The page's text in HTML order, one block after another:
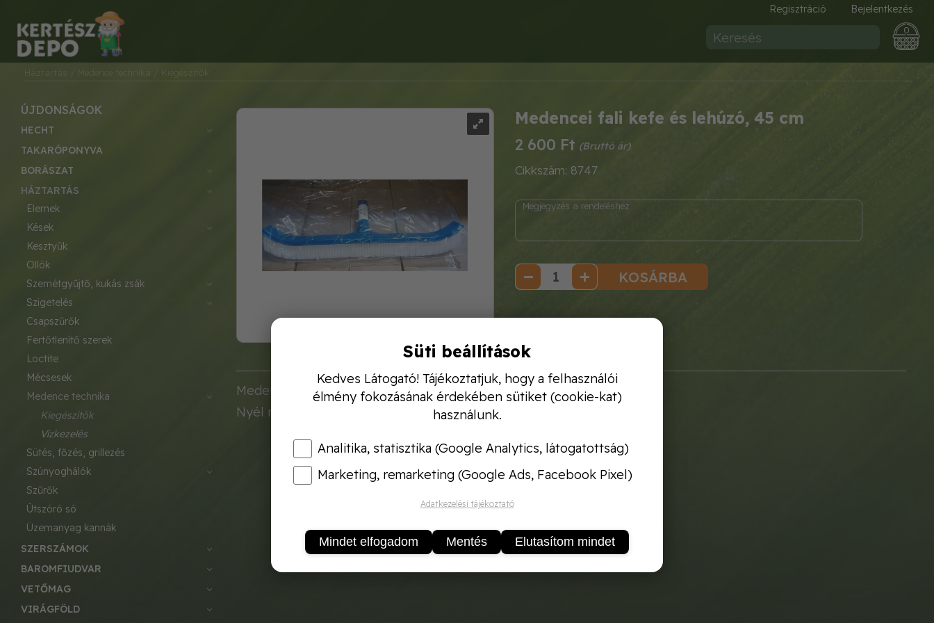
Regisztráció Bejelentkezés
0
Háztartás / Medence technika / Kiegészítők
Medencei fali kefe és lehúzó, 45 cm
2 600 Ft
Cikkszám: 8747
KOSÁRBA
Medencei fali kefe és lehúzó, 45 cm
Nyél nélkül!
ÚJDONSÁGOK
HECHT
TAKARÓPONYVA
BORÁSZAT
HÁZTARTÁS
elemek
kések
kesztyűk
ollók
szemétgyűjtő, kukás zsák
szigetelés
csapszűrők
fertőtlenítő szerek
loctite
mécsesek
medence technika
kiegészítők
vízkezelés
sütés, főzés, grillezés
szúnyoghálók
szűrők
útszóró só
üzemanyag kannák
SZERSZÁMOK
BAROMFIUDVAR
VETŐMAG
VIRÁGFÖLD
Süti beállítások
Kedves Látogató! Tájékoztatjuk, hogy a felhasználói
élmény fokozásának érdekében sütiket (cookie-kat)
használunk.
Analitika, statisztika (Google Analytics, látogatottság)
Marketing, remarketing (Google Ads, Facebook Pixel)
Adatkezelési tájékoztató
Mindet elfogadom Mentés Elutasítom mindet